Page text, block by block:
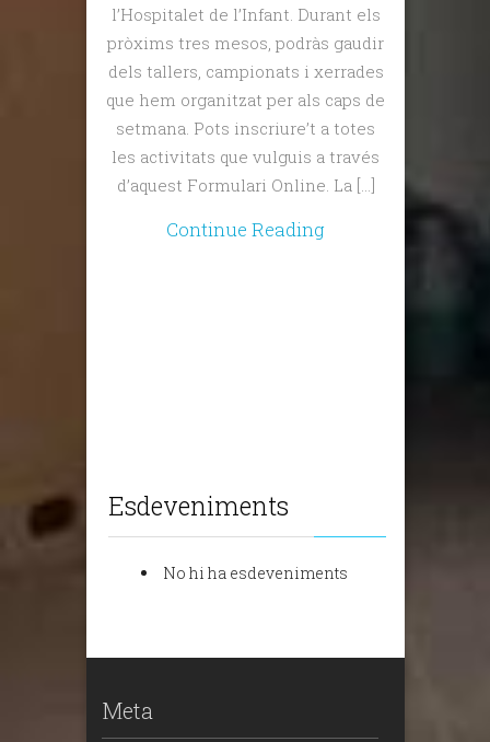
l’Hospitalet de l’Infant. Durant els
pròxims tres mesos, podràs gaudir
dels tallers, campionats i xerrades
que hem organitzat per als caps de
setmana. Pots inscriure’t a totes
les activitats que vulguis a través
d’aquest Formulari Online. La […]
Continue Reading
Esdeveniments
No hi ha esdeveniments
Meta